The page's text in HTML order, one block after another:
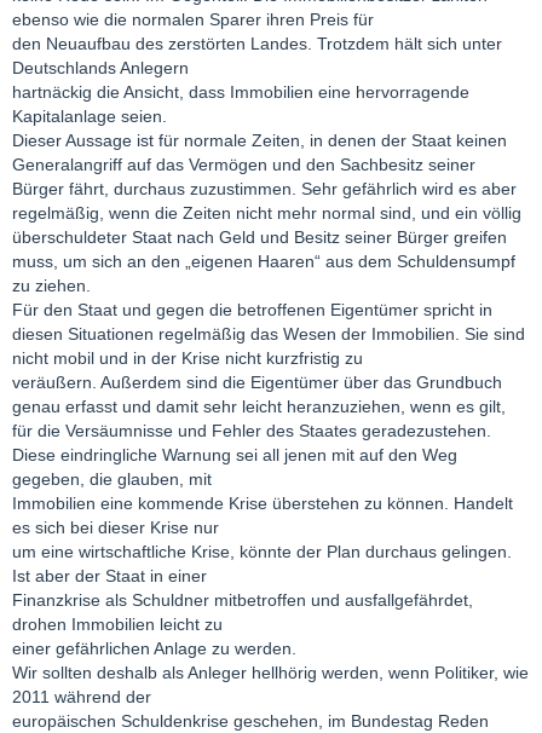
ebenso wie die normalen Sparer ihren Preis für
den Neuaufbau des zerstörten Landes. Trotzdem hält sich unter
Deutschlands Anlegern
hartnäckig die Ansicht, dass Immobilien eine hervorragende
Kapitalanlage seien.
Dieser Aussage ist für normale Zeiten, in denen der Staat keinen
Generalangriff auf das Vermögen und den Sachbesitz seiner
Bürger fährt, durchaus zuzustimmen. Sehr gefährlich wird es aber
regelmäßig, wenn die Zeiten nicht mehr normal sind, und ein völlig
überschuldeter Staat nach Geld und Besitz seiner Bürger greifen
muss, um sich an den „eigenen Haaren“ aus dem Schuldensumpf
zu ziehen.
Für den Staat und gegen die betroffenen Eigentümer spricht in
diesen Situationen regelmäßig das Wesen der Immobilien. Sie sind
nicht mobil und in der Krise nicht kurzfristig zu
veräußern. Außerdem sind die Eigentümer über das Grundbuch
genau erfasst und damit sehr leicht heranzuziehen, wenn es gilt,
für die Versäumnisse und Fehler des Staates geradezustehen.
Diese eindringliche Warnung sei all jenen mit auf den Weg
gegeben, die glauben, mit
Immobilien eine kommende Krise überstehen zu können. Handelt
es sich bei dieser Krise nur
um eine wirtschaftliche Krise, könnte der Plan durchaus gelingen.
Ist aber der Staat in einer
Finanzkrise als Schuldner mitbetroffen und ausfallgefährdet,
drohen Immobilien leicht zu
einer gefährlichen Anlage zu werden.
Wir sollten deshalb als Anleger hellhörig werden, wenn Politiker, wie
2011 während der
europäischen Schuldenkrise geschehen, im Bundestag Reden